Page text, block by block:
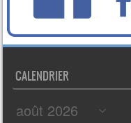
CALENDRIER